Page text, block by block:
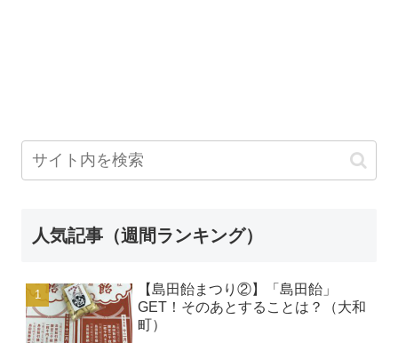
人気記事（週間ランキング）
【島田飴まつり②】「島田飴」
GET！そのあとすることは？（大和
町）